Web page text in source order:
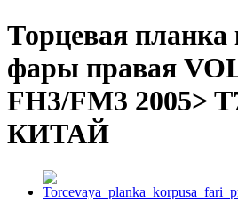
Торцевая планка
фары правая
FH3/FM3 2005>
КИТАЙ